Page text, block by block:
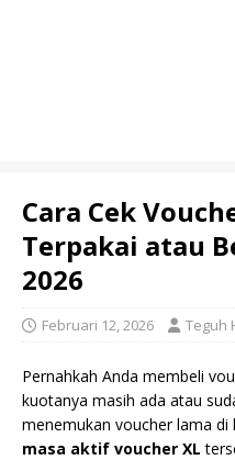
Cara Cek
Terpakai atau
2026
Februari 12, 2026 Teguh
Pernahkah Anda membeli
kuotanya masih ada atau
menemukan voucher lama di
masa aktif voucher XL